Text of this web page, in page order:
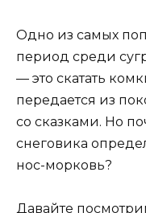
Одно из самых
период среди
— это скатать
передается из
со сказками. Но
снеговика
нос-морковь?
Давайте